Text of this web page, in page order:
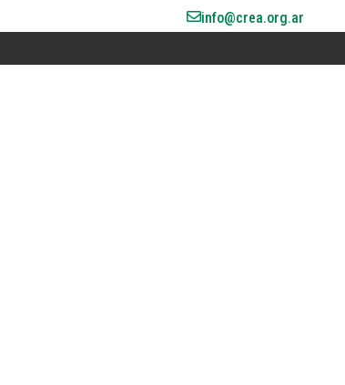
info@crea.org.ar